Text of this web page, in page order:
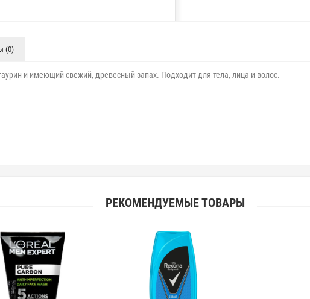
(0)
и имеющий свежий, древесный запах. Подходит для тела, лица и волос.
РЕКОМЕНДУЕМЫЕ ТОВАРЫ